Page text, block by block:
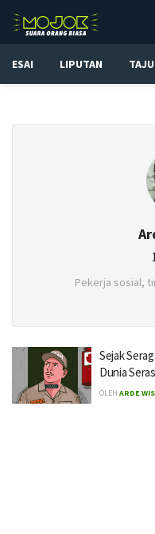
ESAI LIPUTAN
Pekerja sosial,
Sejak
Dunia
OLEH ARDE